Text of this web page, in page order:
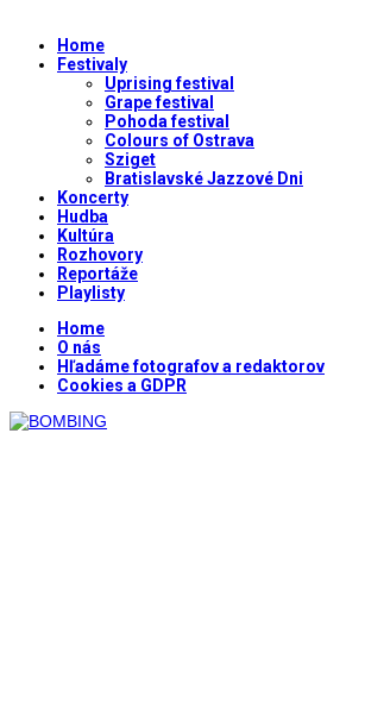
Home
Festivaly
Uprising festival
Grape festival
Pohoda festival
Colours of Ostrava
Sziget
Bratislavské Jazzové Dni
Koncerty
Hudba
Kultúra
Rozhovory
Reportáže
Playlisty
Home
O nás
Hľadáme fotografov a redaktorov
Cookies a GDPR